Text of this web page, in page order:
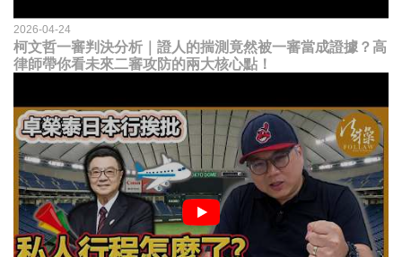
2026-04-24
柯文哲一審判決分析｜證人的揣測竟然被一審當成證據？高
律師帶你看未來二審攻防的兩大核心點！